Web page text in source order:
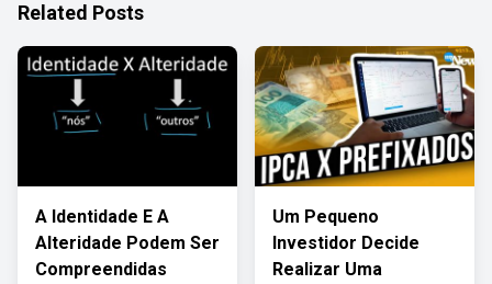
Related Posts
A Identidade E A
Alteridade Podem Ser
Compreendidas
Um Pequeno
Investidor Decide
Realizar Uma